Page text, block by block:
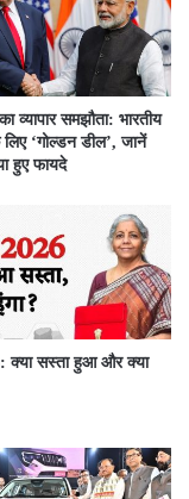
व्यापार समझौता: भारतीय
लिए ‘गोल्डन डील’, जानें
हुए फायदे
क्या सस्ता हुआ और क्या